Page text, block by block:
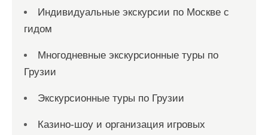
Индивидуальные экскурсии по Москве с
гидом
Многодневные экскурсионные туры по
Грузии
Экскурсионные туры по Грузии
Казино-шоу и организация игровых